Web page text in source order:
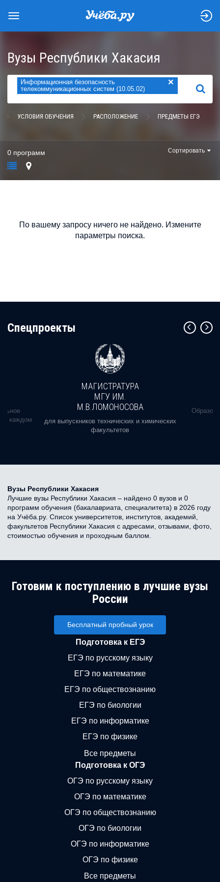
Вузы Республики Хакасия
Информационная безопасность
телекоммуникационных систем (10.05.02)
×
НАЙТИ
УСЛОВИЯ ОБУЧЕНИЯ РАСПОЛОЖЕНИЕ ПРЕДМЕТЫ ЕГЭ
0 программ Сортировать
По вашему запросу ничего не найдено. Измените
параметры поиска.
Cпецпроекты
в каждом
МАГИСТРАТУРА
МГУ ИМ.
М.В.ЛОМОНОСОВА
для выпускников технических и химических
факультетов
Вузы Республики Хакасия
Лучшие вузы Республики Хакасия – найдено 0 вузов и 0
программ обучения (бакалавриата, специалитета) в 2026 году
на Учёба.ру. Список университетов, институтов, академий,
факультетов Республики Хакасия с адресами, отзывами, фото,
стоимостью обучения и проходным баллом.
Готовим к поступлению в лучшие вузы
России
Бесплатный пробный урок
Подготовка к ЕГЭ
ЕГЭ по русскому языку
ЕГЭ по математике
ЕГЭ по обществознанию
ЕГЭ по биологии
ЕГЭ по информатике
ЕГЭ по физике
Все предметы
Подготовка к ОГЭ
ОГЭ по русскому языку
ОГЭ по математике
ОГЭ по обществознанию
ОГЭ по биологии
ОГЭ по информатике
ОГЭ по физике
Все предметы